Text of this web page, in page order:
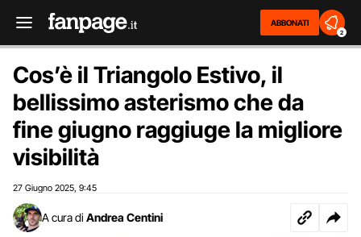
ABBONATI
2
Cos’è il Triangolo Estivo, il
bellissimo asterismo che da
fine giugno raggiuge la migliore
visibilità
27 Giugno 2025 9:45
A cura di Andrea Centini